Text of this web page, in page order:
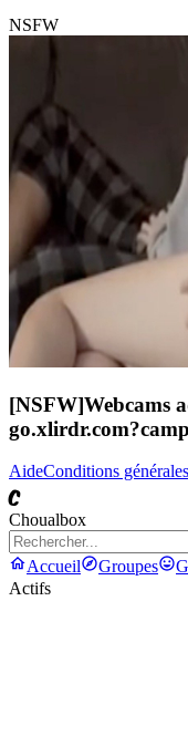
NSFW
[NSFW]Webcams
AideConditions générales
C
Choualbox
Accueil Groupes
Actifs